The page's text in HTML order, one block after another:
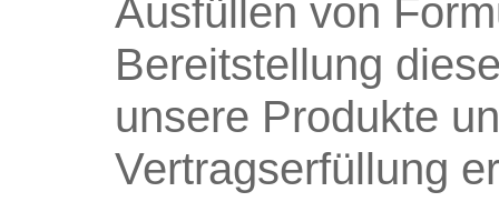
Ausfüllen von
Bereitstellung
unsere Produkte
Vertragserfüllung